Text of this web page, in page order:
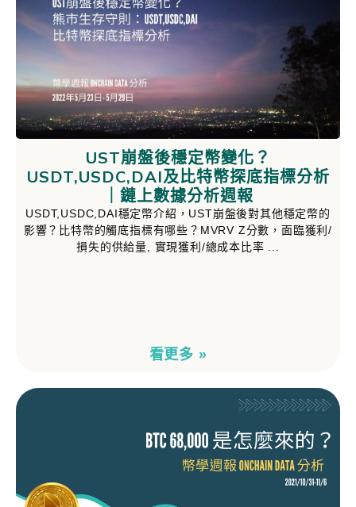
UST崩盤後穩定幣變化？
USDT,USDC,DAI及比特幣探底指標分析
｜鏈上數據分析週報
USDT,USDC,DAI穩定幣介紹，UST崩盤後對其他穩定幣的
影響？比特幣的觸底指標有哪些？MVRV Z分數，面臨獲利/
損失的供給量, 實現獲利/總成本比率
看更多 »